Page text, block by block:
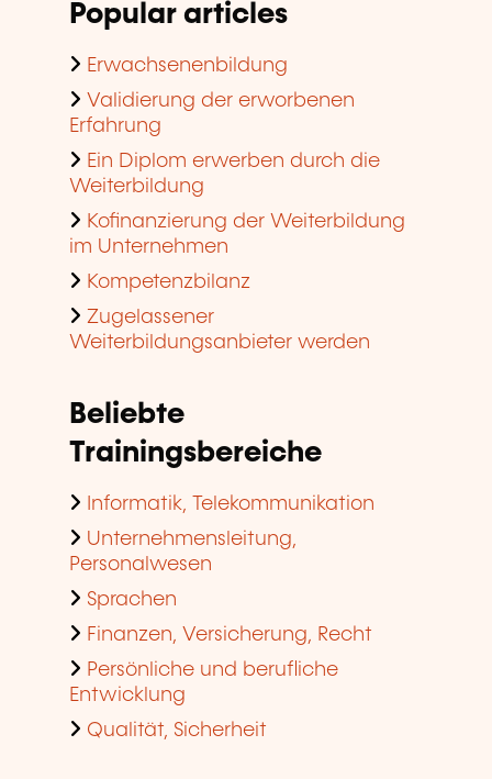
Popular articles
Erwachsenenbildung
Validierung der erworbenen
Erfahrung
Ein Diplom erwerben durch die
Weiterbildung
Kofinanzierung der Weiterbildung
im Unternehmen
Kompetenzbilanz
Zugelassener
Weiterbildungsanbieter werden
Beliebte
Trainingsbereiche
Informatik, Telekommunikation
Unternehmensleitung,
Personalwesen
Sprachen
Finanzen, Versicherung, Recht
Persönliche und berufliche
Entwicklung
Qualität, Sicherheit